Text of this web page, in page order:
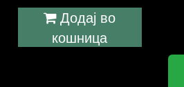
Додај во
кошница